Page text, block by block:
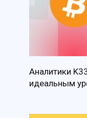
Аналитики
идеальным